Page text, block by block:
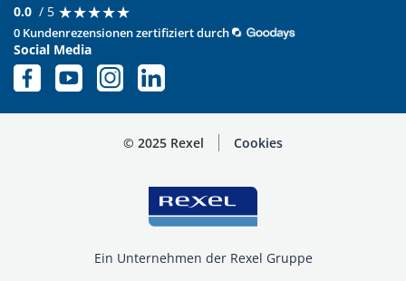
0.0 / 5 ★★★★★
★★★★★
0 Kundenrezensionen zertifiziert durch
Social Media
© 2025 Rexel Cookies
Ein Unternehmen der Rexel Gruppe